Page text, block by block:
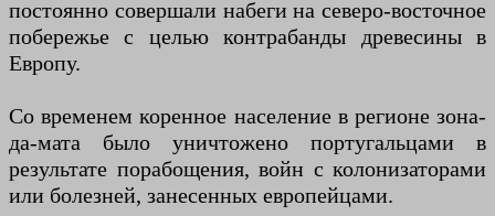
постоянно совершали набеги на северо-восточное
побережье с целью контрабанды древесины в
Европу.
Со временем коренное население в регионе зона-
да-мата было уничтожено португальцами в
результате порабощения, войн с колонизаторами
или болезней, занесенных европейцами.